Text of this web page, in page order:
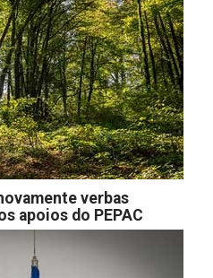
verbas
apoios do PEPAC